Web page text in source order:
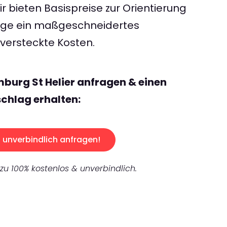
bieten Basispreise zur Orientierung
ein maßgeschneidertes
Kosten.
St Helier anfragen & einen
erhalten:
unverbindlich anfragen!
100% kostenlos & unverbindlich.